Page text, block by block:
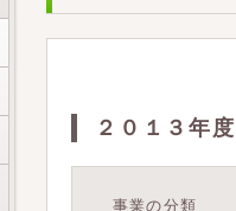
２０１３年
事業の分類